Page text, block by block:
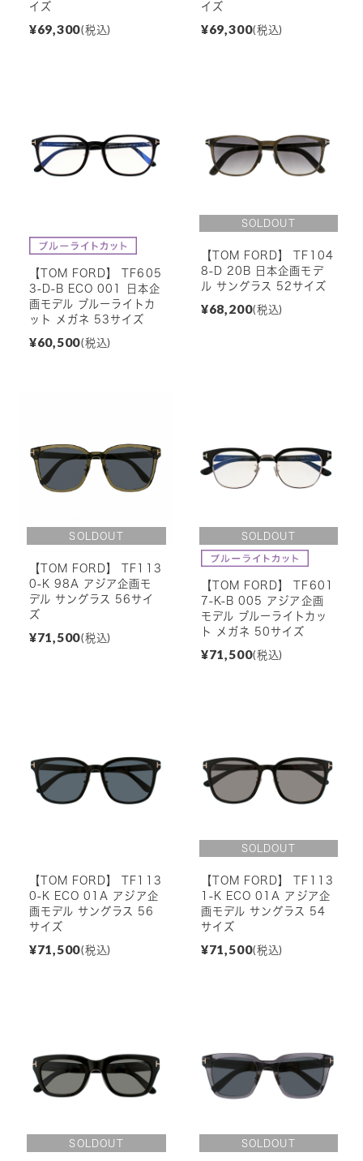
イズ
¥69,300(税込)
イズ
¥69,300(税込)
【TOM FORD】 TF605
3-D-B ECO 001 日本企
画モデル ブルーライトカ
ット メガネ 53サイズ
¥60,500(税込)
【TOM FORD】 TF104
8-D 20B 日本企画モデ
ル サングラス 52サイズ
¥68,200(税込)
【TOM FORD】 TF113
0-K 98A アジア企画モ
デル サングラス 56サイ
ズ
¥71,500(税込)
【TOM FORD】 TF601
7-K-B 005 アジア企画
モデル ブルーライトカッ
ト メガネ 50サイズ
¥71,500(税込)
【TOM FORD】 TF113
0-K ECO 01A アジア企
画モデル サングラス 56
サイズ
¥71,500(税込)
【TOM FORD】 TF113
1-K ECO 01A アジア企
画モデル サングラス 54
サイズ
¥71,500(税込)